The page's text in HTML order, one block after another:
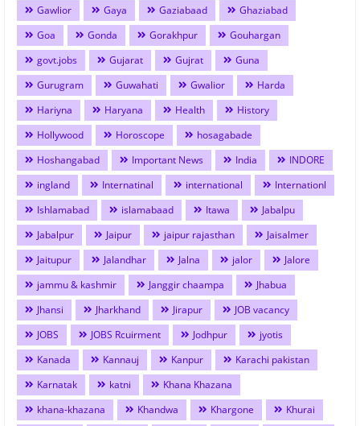
Gawlior
Gaya Gaziabaad
Ghaziabad
Goa
Gonda Gorakhpur
Gouhargan
govt.jobs
Gujarat Gujrat
Guna
Gurugram
Guwahati Gwalior
Harda
Hariyna
Haryana Health
History
Hollywood
Horoscope
hosagabade
Hoshangabad
Important News India
INDORE
ingland
Internatinal international
Internationl
Ishlamabad
islamabaad Itawa
Jabalpu
Jabalpur
Jaipur jaipur rajasthan
Jaisalmer
Jaitupur
Jalandhar Jalna jalor
Jalore
jammu & kashmir
Janggir chaampa
Jhabua
Jhansi
Jharkhand Jirapur
JOB vacancy
JOBS
JOBS Rcuirment Jodhpur
jyotis
Kanada
Kannauj Kanpur
Karachi pakistan
Karnatak
katni
Khana Khazana
khana-khazana
Khandwa Khargone
Khurai